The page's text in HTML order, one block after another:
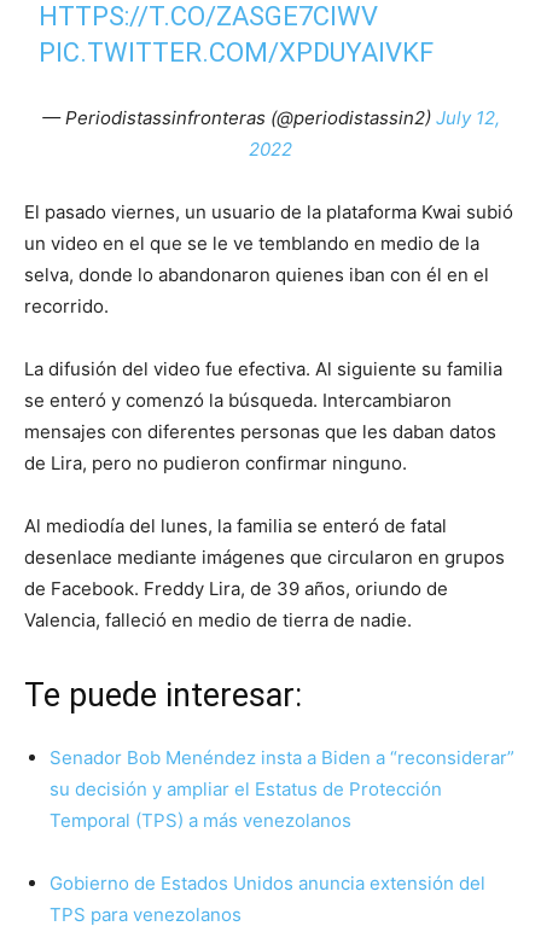
HTTPS://T.CO/ZASGE7CIWV
PIC.TWITTER.COM/XPDUYAIVKF
— Periodistassinfronteras (@periodistassin2) July 12,
2022
El pasado viernes, un usuario de la plataforma Kwai subió
un video en el que se le ve temblando en medio de la
selva, donde lo abandonaron quienes iban con él en el
recorrido.
La difusión del video fue efectiva. Al siguiente su familia
se enteró y comenzó la búsqueda. Intercambiaron
mensajes con diferentes personas que les daban datos
de Lira, pero no pudieron confirmar ninguno.
Al mediodía del lunes, la familia se enteró de fatal
desenlace mediante imágenes que circularon en grupos
de Facebook. Freddy Lira, de 39 años, oriundo de
Valencia, falleció en medio de tierra de nadie.
Te puede interesar:
Senador Bob Menéndez insta a Biden a “reconsiderar”
su decisión y ampliar el Estatus de Protección
Temporal (TPS) a más venezolanos
Gobierno de Estados Unidos anuncia extensión del
TPS para venezolanos